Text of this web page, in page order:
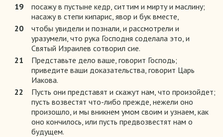
19
посажу в пустыне кедр, ситтим и мирту и маслину;
насажу в степи кипарис, явор и бук вместе,
20
чтобы увидели и познали, и рассмотрели и
уразумели, что рука Господня соделала это, и
Святый Израилев сотворил сие.
21
Представьте дело ваше, говорит Господь;
приведите ваши доказательства, говорит Царь
Иакова.
22
Пусть они представят и скажут нам, что произойдет;
пусть возвестят что-либо прежде, нежели оно
произошло, и мы вникнем умом своим и узнаем, как
оно кончилось, или пусть предвозвестят нам о
будущем.